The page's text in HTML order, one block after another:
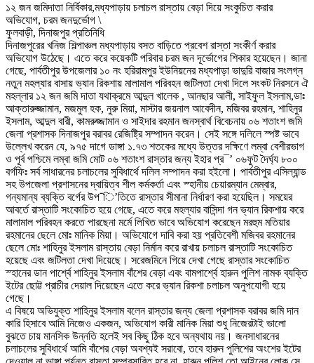
১২ জন জমিদাতা নির্বিকার,মধ্যপাড়ায় চলাচল রাস্তায় বেড়া দিয়ে সংকুচিত করার
অভিযোগ, চরম জনদুর্ভোগ \
ফুলবাড়ী, দিনাজপুর প্রতিনিধি
দিনাজপুরের খনিজ শিল্পাঞ্চল মধ্যপাড়ায় বসত বাড়িতে প্রবেশ রাস্তা সংকীর্ণ করার
অভিযোগ উঠেছে। এতে করে কয়েকটি পরিবার চরম জন দূর্ভোগের শিকার হয়েছেন। জানা
গেছে, পার্বতীপুর উপজেলার ১০ নং হরিরামপুর ইউনিয়নের মধ্যপাড়া ভাদুরি বাজার সংলগ্ন
নতুন মহল্যার বাসায় ভ্যান রিকশায় মালামাল পরিবহন জটিলতা দেখা দিলে সংকট নিরসনে ঐ
মহল্লার ১২ জন জমি দাতা যথাক্রমে আব্দুল খালেক , আনছার আলী, সাইফুল ইসলাম,ডাঃ
আক্তারুজ্জামান, মজমুল হক, নুরু মিয়া, মাস্টার জয়নাল আবেদীন, মজিবর রহমান, শাহিনুর
ইসলাম, আব্দুল বারী, কামরুজ্জামান ও সাইদার রহমান জনস্বার্থ বিবেচনায় ০৬ শতাংশ জমি
জেলা প্রশাসক দিনাজপুর বরাবর রেজিষ্ট্রি সম্পাদন করেন। সেই সঙ্গে দলিলে স্পষ্ট ভাবে
উল্লেখ করেন যে, ৯৭৫ দাগে ডাঙ্গা ১.৭৩ শতকের মধ্যে উত্তর দক্ষিণে লম্বা বেশীরভাগ
ও পূর্ব পশ্চিমে লম্বা জমি মোট ০৬ শতাংশ রাস্তার জন্য ইহার প্র¯’ ০৬ফুট দৈর্ঘ্য ৮০০
বর্গফিঃ সর্ব সাধারনের চলাচলের সুবিধার্থে দলিল সম্পাদন করা হইলো। পার্বতীপুর এসিল্যান্ড
সহ উপজেলা প্রশাসনের দ্বায়িত্ব শীল কর্মকর্তা এবং স্হানীয় চেয়ারম্যান মেম্বার,
গন্যমান্য ব্যক্তি বর্গের উপ¯ি’তিতে রাস্তার সীমানা নির্ধারণ করা হয়েছিল। সময়ের
আবর্তে রাস্তাটি সংকোচিত হয়ে গেছে, এতে করে মহল্যার বাসিন্দা গন ভ্যান রিকশায় করে
মালামাল পরিবহন করতে পারছেনা মর্মে লিখিত ভাবে অভিযোগ করেছেন মরহুম মতিয়ার
রহমানের ছেলে মোঃ মানিক মিয়া। অভিযোগে দাবি করা হয় প্রতিবেশী মজিবর রহমানের
ছেলে মোঃ শাহিনুর ইসলাম রাস্তায় বেড়া নির্মান করে রাখায় চলাচল রাস্তাটি সংকোচিত
হয়েছে এবং জটিলতা দেখা দিয়েছে। সরেজমিনে গিয়ে দেখা গেছে রাস্তার সংকোচিত
স্হানের ডান পার্শ্বে শাহিনুর ইসলাম বাঁশের বেড়া এবং বামপার্শ্বে হারুন পুলিশ নামক ব্যক্তি
ইটের ছোট্ট প্রাচীর দেয়াল দিয়েছেন এতে করে ভ্যান রিকশা চলাচল অনুপযোগী হয়ে
গেছে।
এ বিষয়ে অভিযুক্ত শাহিনুর ইসলাম বলেন রাস্তার জন্য জেলা প্রশাসক বরাবর জমি দান
কারি হিসাবে আমি নিজেও একজন, অভিযোগ কারী মানিক মিয়া শুধু নিজেরটাই ভালো
বুঝতে চায় মানসিক উন্নতি হলেই সব কিছু ঠিক হবে অন্যথায় নয়। জনসাধারনের
চলাচলের সুবিধার্থে আমি বাঁশের বেড়া অবশ্যই সরাবো, তবে হারুন পুলিশের অংশের ইটের